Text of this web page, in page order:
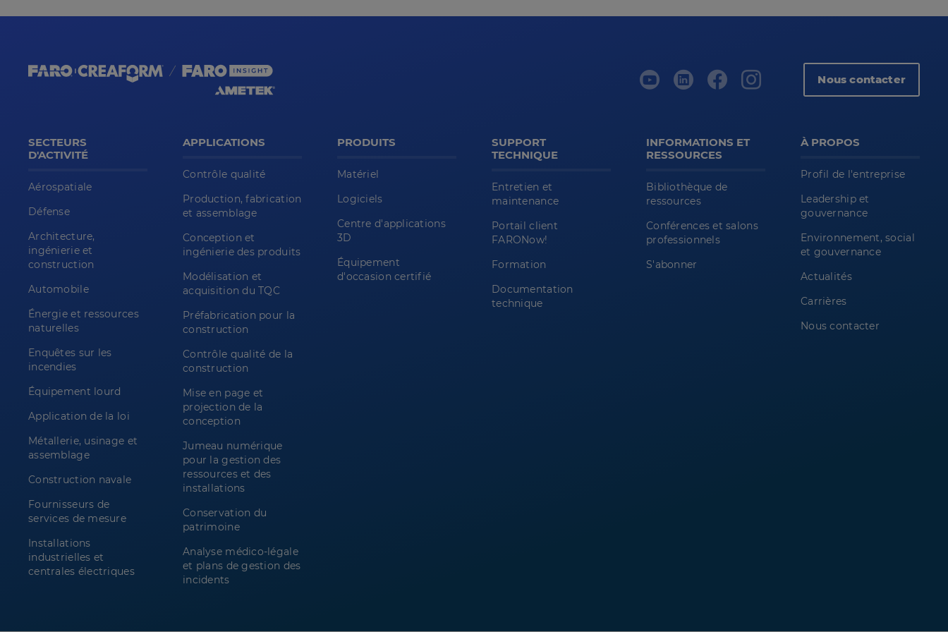
Nous contacter
SECTEURS
D'ACTIVITÉ
Aérospatiale
Défense
Architecture,
ingénierie et
construction
Automobile
Énergie et ressources
naturelles
Enquêtes sur les
incendies
Équipement lourd
Application de la loi
Métallerie, usinage et
assemblage
Construction navale
Fournisseurs de
services de mesure
Installations
industrielles et
centrales électriques
APPLICATIONS
Contrôle qualité
Production, fabrication
et assemblage
Conception et
ingénierie des produits
Modélisation et
acquisition du TQC
Préfabrication pour la
construction
Contrôle qualité de la
construction
Mise en page et
projection de la
conception
Jumeau numérique
pour la gestion des
ressources et des
installations
Conservation du
patrimoine
Analyse médico-légale
et plans de gestion des
incidents
PRODUITS
Matériel
Logiciels
Centre d'applications
3D
Équipement
d'occasion certifié
SUPPORT
TECHNIQUE
Entretien et
maintenance
Portail client
FARONow!
Formation
Documentation
technique
INFORMATIONS ET
RESSOURCES
Bibliothèque de
ressources
Conférences et salons
professionnels
S'abonner
À PROPOS
Profil de l'entreprise
Leadership et
gouvernance
Environnement, social
et gouvernance
Actualités
Carrières
Nous contacter